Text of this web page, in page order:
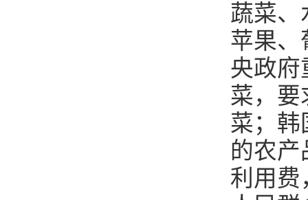
蔬菜、
苹果、
央政府
菜，要
菜；韩
的农
利用费